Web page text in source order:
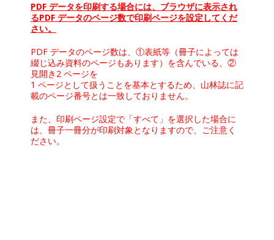
PDF データを印刷する場合には、ブラウザに表示され
るPDF データのページ数で印刷ページを設定してくだ
さい。
PDF データのページ数は、①表紙等（冊子によっては
綴じ込み資料のページもあります）を含んでいる、②
見開き2 ページを
1 ページとして扱うことを基本とするため、山林誌に記
載のページ番号とは一致しておりません。
また、印刷ページ設定で「すべて」を選択した場合に
は、冊子一冊分が印刷対象となりますので、ご注意く
ださい。